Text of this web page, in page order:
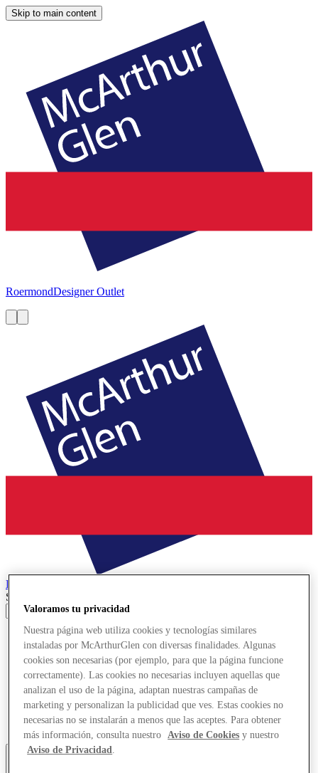
Skip to main content
RoermondDesigner Outlet
Roermond
Search input
Tiendas
Ofertas
Planifica tu visita
¿Qué pasa?
Comer y beber
Servicios
Descubre la región
Tarjeta regalo
Valoramos tu privacidad
Nuestra página web utiliza cookies y tecnologías similares
instaladas por McArthurGlen con diversas finalidades. Algunas
cookies son necesarias (por ejemplo, para que la página funcione
correctamente). Las cookies no necesarias incluyen aquellas que
analizan el uso de la página, adaptan nuestras campañas de
marketing y personalizan la publicidad que ves. Estas cookies no
necesarias no se instalarán a menos que las aceptes. Para obtener
más información, consulta nuestro
Aviso de Cookies y nuestro
Aviso de Privacidad